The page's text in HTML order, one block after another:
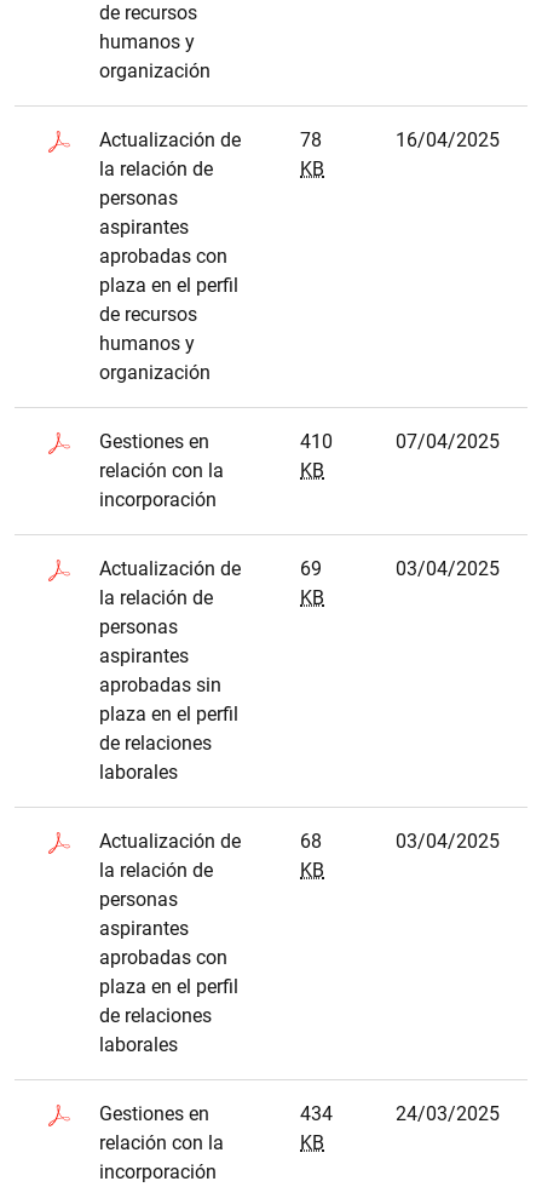
de recursos
humanos y
organización
Actualización de
la relación de
personas
aspirantes
aprobadas con
plaza en el perfil
de recursos
humanos y
organización
78
KB
16/04/2025
Gestiones en
relación con la
incorporación
410
KB
07/04/2025
Actualización de
la relación de
personas
aspirantes
aprobadas sin
plaza en el perfil
de relaciones
laborales
69
KB
03/04/2025
Actualización de
la relación de
personas
aspirantes
aprobadas con
plaza en el perfil
de relaciones
laborales
68
KB
03/04/2025
Gestiones en
relación con la
incorporación
434
KB
24/03/2025